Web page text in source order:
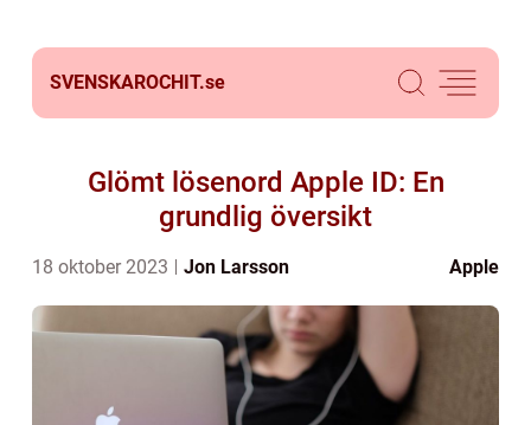
SVENSKAROCHIT.se
Glömt lösenord Apple ID: En
grundlig översikt
18 oktober 2023 Jon Larsson Apple